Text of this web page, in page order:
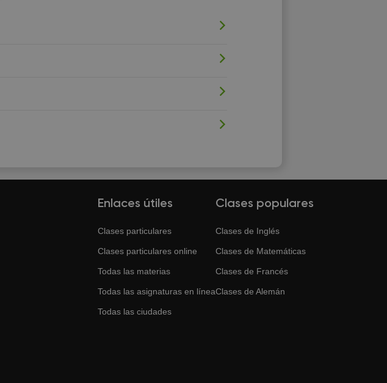
Enlaces útiles
Clases particulares
Clases particulares online
Todas las materias
Todas las asignaturas en línea
Todas las ciudades
Clases populares
Clases de Inglés
Clases de Matemáticas
Clases de Francés
Clases de Alemán